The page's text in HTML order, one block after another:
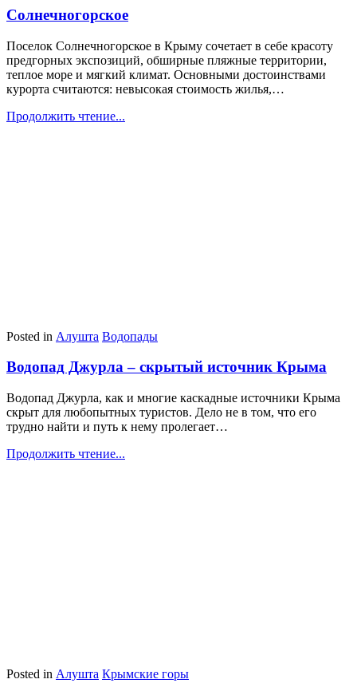
Солнечногорское
Поселок Солнечногорское в Крыму сочетает в себе красоту
предгорных экспозиций, обширные пляжные территории,
теплое море и мягкий климат. Основными достоинствами
курорта считаются: невысокая стоимость жилья,…
Продолжить чтение...
Posted in Алушта Водопады
Водопад Джурла – скрытый источник Крыма
Водопад Джурла, как и многие каскадные источники Крыма
скрыт для любопытных туристов. Дело не в том, что его
трудно найти и путь к нему пролегает…
Продолжить чтение...
Posted in Алушта Крымские горы